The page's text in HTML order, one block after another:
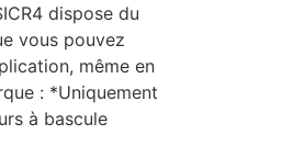
dispose du
vous pouvez
même en
: *Uniquement
à bascule